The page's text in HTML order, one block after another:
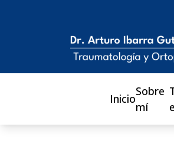
Inicio
Sobre
mí